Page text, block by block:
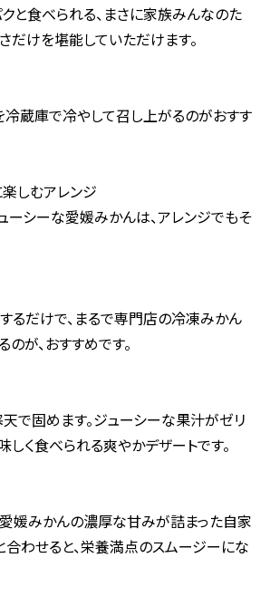
と食べられる、まさに家族みんなのた
だけを堪能していただけます。
蔵庫で冷やして召し上がるのがおすす
楽しむアレンジ
ーシーな愛媛みかんは、アレンジでもそ
るだけで、まるで専門店の冷凍みかん
が、おすすめです。
で固めます。ジューシーな果汁がゼリ
く食べられる爽やかデザートです。
媛みかんの濃厚な甘みが詰まった自家
合わせると、栄養満点のスムージーにな